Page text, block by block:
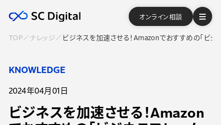
オンライン相談
TOP ナレッジ ビジネスを加速させる！Amazonでおすすめの「ビジ
KNOWLEDGE
2024年04月01日
ビジネスを加速させる！Amazon